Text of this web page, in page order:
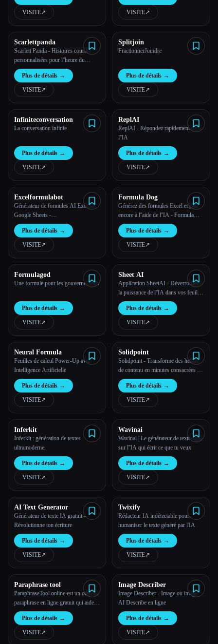
Toutes les catégories
À propos
Esc
VISITE↗︎ VISITE↗︎
Scarlettpanda
Scarlett Panda - Histoires courtes
personnalisées pour l''heure du
coucher
Plus de détails →
VISITE↗︎
Splitjoin
FractionnerJoindre
Plus de détails →
VISITE↗︎
Infiniteconversation
La conversation infinie
Plus de détails →
VISITE↗︎
ReplAI
ReplAI - Répondez rapidement avec
l''IA
Plus de détails →
VISITE↗︎
Excelformulabot
Générateur de formules AI Excel et
Google Sheets -
Excelformulabot.com
Plus de détails →
VISITE↗︎
Formula Dog
Générez des formules Excel et plus
encore à l''aide de l''IA - Formula
Dog
Plus de détails →
VISITE↗︎
Formulagod
Une formule pour les gouverner tous
Plus de détails →
VISITE↗︎
Sheet AI
Application SheetAI - Déverrouillez
la puissance de l''IA dans vos feuilles
de calcul Google.
Plus de détails →
VISITE↗︎
Neural Formula
Feuilles de calcul Power-Up avec
Intelligence Artificielle
Plus de détails →
VISITE↗︎
Solidpoint
Solidpoint - Transforme des heures
de contenu en minutes consacrées à
des idées clés !
Plus de détails →
VISITE↗︎
Inferkit
Inferkit : génération de textes
ultramoderne.
Plus de détails →
VISITE↗︎
Wavinai
Wavinai | Le générateur de texte basé
sur l''IA qui écrit ce que tu veux
Plus de détails →
VISITE↗︎
AI Text Generator
Générateur de texte IA gratuit —
Révolutionne ton écriture
Plus de détails →
VISITE↗︎
Twixify
Rédacteur IA indétectable pour
humaniser le texte généré par l'IA
Plus de détails →
VISITE↗︎
Paraphrase tool
ParaphraseTool.online est un outil de
paraphrase en ligne gratuit qui aide
les rédacteurs à reformuler des
phrases, des paragraphes, des articles
et des essais
Plus de détails →
VISITE↗︎
Image Describer
Image Describer - Image ou image
AI Describe en ligne
Plus de détails →
VISITE↗︎